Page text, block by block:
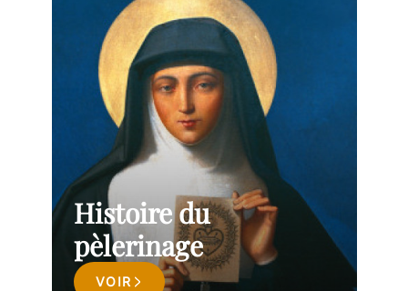
Histoire du
pèlerinage
VOIR